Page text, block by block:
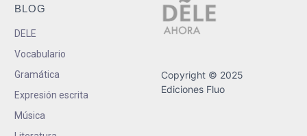
BLOG
DELE
Vocabulario
Gramática
Expresión escrita
Música
Copyright © 2025
Ediciones Fluo